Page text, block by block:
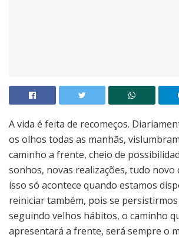
A vida é feita de recomeços.
os olhos todas as manhãs,
caminho a frente, cheio de
sonhos, novas realizações, tudo novo
isso só acontece quando estamos
reiniciar também, pois se
seguindo velhos hábitos, o caminho
apresentará a frente, será sempre o